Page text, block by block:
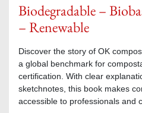
Biodegradable –
– Renewable
Discover the story of OK
a global benchmark for
certification. With clear
sketchnotes, this book makes
accessible to professionals and